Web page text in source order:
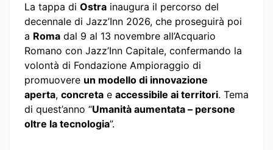
La tappa di Ostra inaugura il percorso del
decennale di Jazz’Inn 2026, che proseguirà poi
a Roma dal 9 al 13 novembre all’Acquario
Romano con Jazz’Inn Capitale, confermando la
volontà di Fondazione Ampioraggio di
promuovere un modello di innovazione
aperta, concreta e accessibile ai territori. Tema
di quest’anno “Umanità aumentata – persone
oltre la tecnologia”.